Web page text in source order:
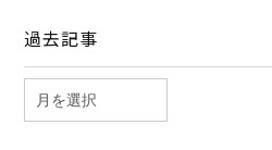
過去記事